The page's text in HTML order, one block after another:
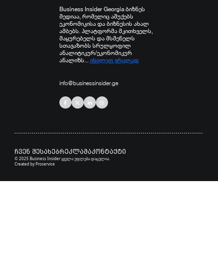
Business Insider Georgia ბიზნეს
მედიაა, რომელიც აშუქებს
ეკონომიკისა და ბიზნესის ახალ
ამბებს. პლატფორმა მკითხველს,
მაყურებელს და მსმენელს
სთავაზობს სრულყოფილ
ანალიტიკურ/ეკონომიკურ
ანალიზს... იხილეთ ვრცლად
info@businessinsider.ge
ჩვენ შესახებრეკლამაკონტაქტი
© 2025 Business Insider ყველა უფლება დაცულია.
Created byProservice